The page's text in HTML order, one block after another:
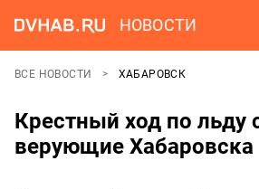
НОВОСТИ
ВСЕ НОВОСТИ ХАБАРОВСК
Крестный ход по льду
верующие Хабаровска